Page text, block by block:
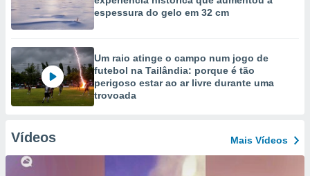
espessura do gelo em 32 cm
Um raio atinge o campo num jogo de
futebol na Tailândia: porque é tão
perigoso estar ao ar livre durante uma
trovoada
Vídeos Mais Vídeos